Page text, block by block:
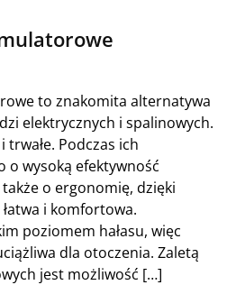
to znakomita alternatywa
elektrycznych i spalinowych.
trwałe. Podczas ich
o wysoką efektywność
o ergonomię, dzięki
i komfortowa.
poziomem hałasu, więc
dla otoczenia. Zaletą
jest możliwość […]